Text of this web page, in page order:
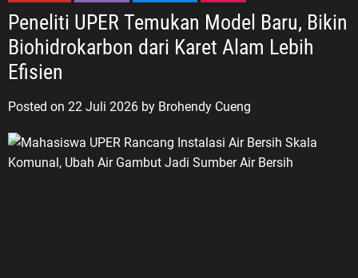
Peneliti UPER Temukan Model Baru, Bikin
Biohidrokarbon dari Karet Alam Lebih
Efisien
Posted on 22 Juli 2026 by Brohendy Cueng